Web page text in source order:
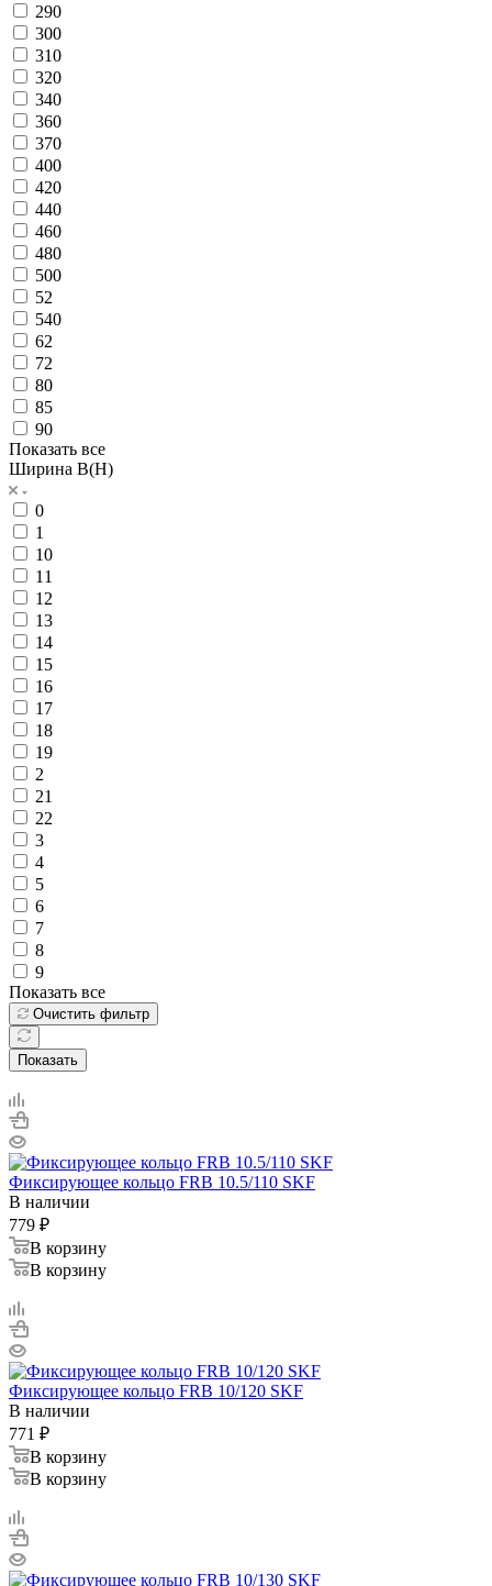
290
300
310
320
340
360
370
400
420
440
460
480
500
52
540
62
72
80
85
90
Показать все
Ширина B(H)
0
1
10
11
12
13
14
15
16
17
18
19
2
21
22
3
4
5
6
7
8
9
Показать все
Очистить фильтр
Показать
Фиксирующее кольцо FRB 10.5/110 SKF
В наличии
779 ₽
В корзину
В корзину
Фиксирующее кольцо FRB 10/120 SKF
В наличии
771 ₽
В корзину
В корзину